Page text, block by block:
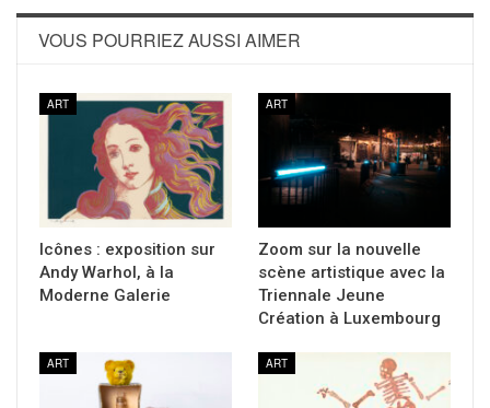
VOUS POURRIEZ AUSSI AIMER
ART
Icônes : exposition sur
Andy Warhol, à la
Moderne Galerie
ART
Zoom sur la nouvelle
scène artistique avec la
Triennale Jeune
Création à Luxembourg
ART ART